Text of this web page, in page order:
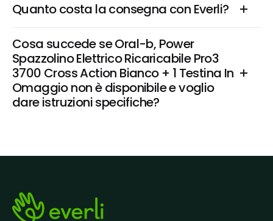
Quanto costa la consegna con Everli?
Cosa succede se Oral-b, Power
Spazzolino Elettrico Ricaricabile Pro3
3700 Cross Action Bianco + 1 Testina In
Omaggio non è disponibile e voglio
dare istruzioni specifiche?